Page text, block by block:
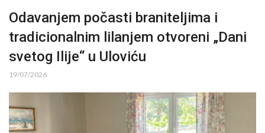
Odavanjem počasti braniteljima i
tradicionalnim lilanjem otvoreni „Dani
svetog Ilije“ u Uloviću
19/07/2026